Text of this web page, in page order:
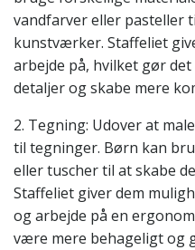
vandfarver eller pasteller
kunstværker. Staffeliet
arbejde på, hvilket gør
detaljer og skabe mere
2. Tegning: Udover at
til tegninger. Børn kan
eller tuscher til at skabe
Staffeliet giver dem
og arbejde på en
være mere behageligt og